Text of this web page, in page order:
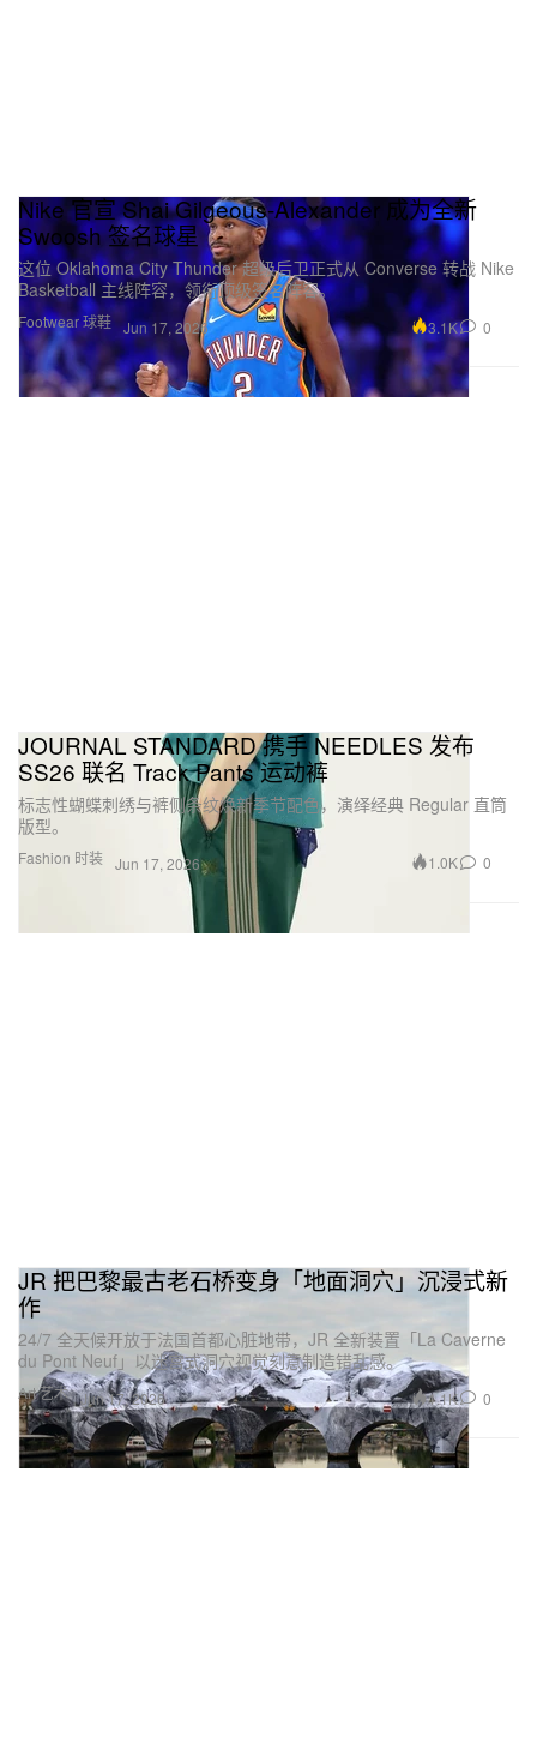
Footwear 球鞋
Nike 官宣 Shai Gilgeous-Alexander 成为全新
Swoosh 签名球星
这位 Oklahoma City Thunder 超级后卫正式从 Converse 转战 Nike
Basketball 主线阵容，领衔顶级签名阵容。
Jun 17, 2026 3.1K 0
Fashion 时装
JOURNAL STANDARD 携手 NEEDLES 发布
SS26 联名 Track Pants 运动裤
标志性蝴蝶刺绣与裤侧条纹焕新季节配色，演绎经典 Regular 直筒
版型。
Jun 17, 2026 1.0K 0
Art 艺术
JR 把巴黎最古老石桥变身「地面洞穴」沉浸式新
作
24/7 全天候开放于法国首都心脏地带，JR 全新装置「La Caverne
du Pont Neuf」以迷宫式洞穴视觉刻意制造错乱感。
Jun 17, 2026 1.1K 0